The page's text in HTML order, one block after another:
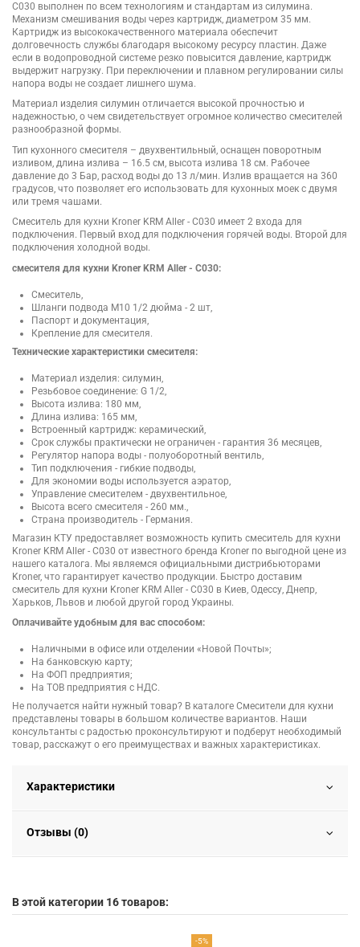
C030 выполнен по всем технологиям и стандартам из силумина.
Механизм смешивания воды через картридж, диаметром 35 мм.
Картридж из высококачественного материала обеспечит
долговечность службы благодаря высокому ресурсу пластин. Даже
если в водопроводной системе резко повысится давление, картридж
выдержит нагрузку. При переключении и плавном регулировании силы
напора воды не создает лишнего шума.
Материал изделия силумин отличается высокой прочностью и
надежностью, о чем свидетельствует огромное количество смесителей
разнообразной формы.
Тип кухонного смесителя – двухвентильный, оснащен поворотным
изливом, длина излива – 16.5 см, высота излива 18 см. Рабочее
давление до 3 Бар, расход воды до 13 л/мин. Излив вращается на 360
градусов, что позволяет его использовать для кухонных моек с двумя
или тремя чашами.
Смеситель для кухни Kroner KRM Aller - C030 имеет 2 входа для
подключения. Первый вход для подключения горячей воды. Второй для
подключения холодной воды.
смесителя для кухни Kroner KRM Aller - C030:
Смеситель,
Шланги подвода М10 1/2 дюйма - 2 шт,
Паспорт и документация,
Крепление для смесителя.
Технические характеристики смесителя:
Материал изделия: силумин,
Резьбовое соединение: G 1/2,
Высота излива: 180 мм,
Длина излива: 165 мм,
Встроенный картридж: керамический,
Срок службы практически не ограничен - гарантия 36 месяцев,
Регулятор напора воды - полуоборотный вентиль,
Тип подключения - гибкие подводы,
Для экономии воды используется аэратор,
Управление смесителем - двухвентильное,
Высота всего смесителя - 260 мм.,
Страна производитель - Германия.
Магазин КТУ предоставляет возможность купить смеситель для кухни
Kroner KRM Aller - C030 от известного бренда Kroner по выгодной цене из
нашего каталога. Мы являемся официальными дистрибьюторами
Kroner, что гарантирует качество продукции. Быстро доставим
смеситель для кухни Kroner KRM Aller - C030 в Киев, Одессу, Днепр,
Харьков, Львов и любой другой город Украины.
Оплачивайте удобным для вас способом:
Наличными в офисе или отделении «Новой Почты»;
На банковскую карту;
На ФОП предприятия;
На ТОВ предприятия с НДС.
Не получается найти нужный товар? В каталоге Смесители для кухни
представлены товары в большом количестве вариантов. Наши
консультанты с радостью проконсультируют и подберут необходимый
товар, расскажут о его преимуществах и важных характеристиках.
Характеристики
Отзывы (0)
В этой категории 16 товаров:
-5%